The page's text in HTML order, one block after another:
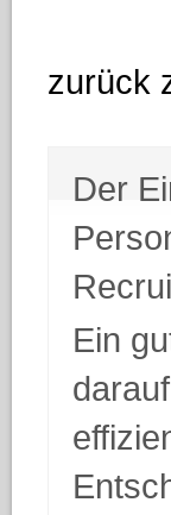
zurück
Der
Ein